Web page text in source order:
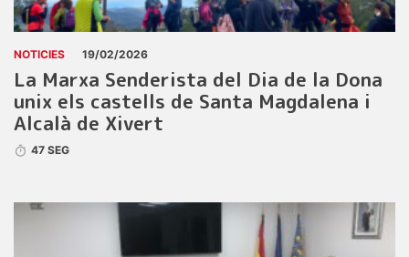
NOTICIES 19/02/2026
La Marxa Senderista del Dia de la Dona
unix els castells de Santa Magdalena i
Alcalà de Xivert
47 SEG